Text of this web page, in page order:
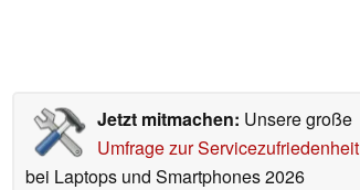
Jetzt mitmachen: Unsere große
Umfrage zur Servicezufriedenheit
bei Laptops und Smartphones 2026